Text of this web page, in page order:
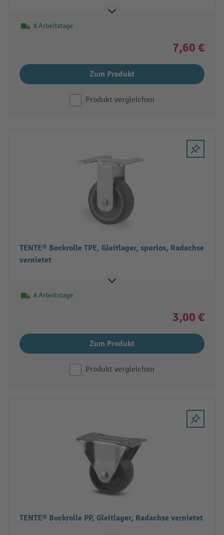
8 Arbeitstage
7,60 €
Zum Produkt
Produkt vergleichen
TENTE® Bockrolle TPE, Gleitlager, spurlos, Radachse
vernietet
8 Arbeitstage
3,00 €
Zum Produkt
Produkt vergleichen
TENTE® Bockrolle PP, Gleitlager, Radachse vernietet